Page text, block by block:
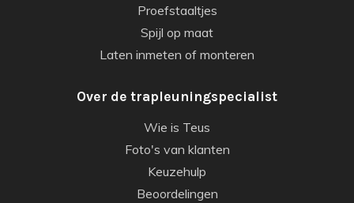
Proefstaaltjes
Spijl op maat
Laten inmeten of monteren
Over de trapleuningspecialist
Wie is Teus
Foto's van klanten
Keuzehulp
Beoordelingen